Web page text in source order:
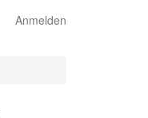
Anmelden